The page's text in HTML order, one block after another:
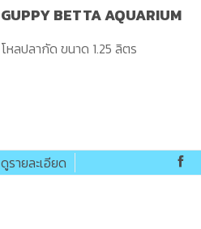
GUPPY BETTA AQUARIUM
โหลปลากัด ขนาด 1.25 ลิตร
ดูรายละเอียด